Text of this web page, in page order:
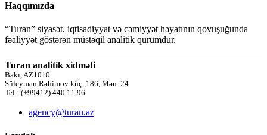
Haqqımızda
“Turan” siyasət, iqtisadiyyat və cəmiyyət həyatının qovuşuğunda
fəaliyyət göstərən müstəqil analitik qurumdur.
Turan analitik xidməti
Bakı, AZ1010
Süleyman Rəhimov küç.,186, Mən. 24
Tel.: (+99412) 440 11 96
agency@turan.az